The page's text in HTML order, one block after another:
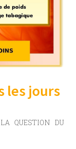
les jours
LA QUESTION DU